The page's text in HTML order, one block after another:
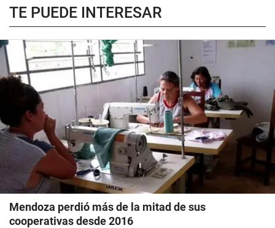
TE PUEDE INTERESAR
Mendoza perdió más de la mitad de sus
cooperativas desde 2016